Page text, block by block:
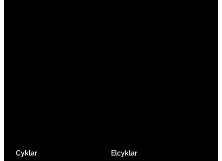
Cyklar Elcyklar